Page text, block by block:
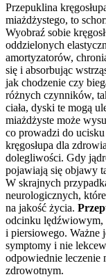
Przepuklina
miażdżystego, to
Wyobraź sobie
oddzielonych
amortyzatorów,
się i absorbując
jak chodzenie czy
różnych czynników,
ciała, dyski te mogą
miażdżyste może
co prowadzi do
kręgosłupa dla
dolegliwości. Gdy
pojawiają się objawy
W skrajnych
neurologicznych,
na jakość życia.
odcinku lędźwiowym,
i piersiowego. Ważne
symptomy i nie
odpowiednie leczenie
zdrowotnym.